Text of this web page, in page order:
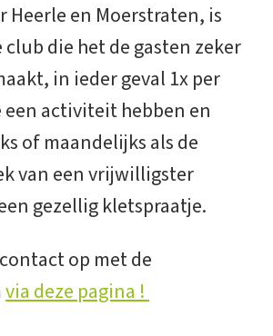
Heerle en Moerstraten, is
die het de gasten zeker
in ieder geval 1x per
een activiteit hebben en
of maandelijks als de
van een vrijwilligster
gezellig kletspraatje.
op met de
via deze pagina !